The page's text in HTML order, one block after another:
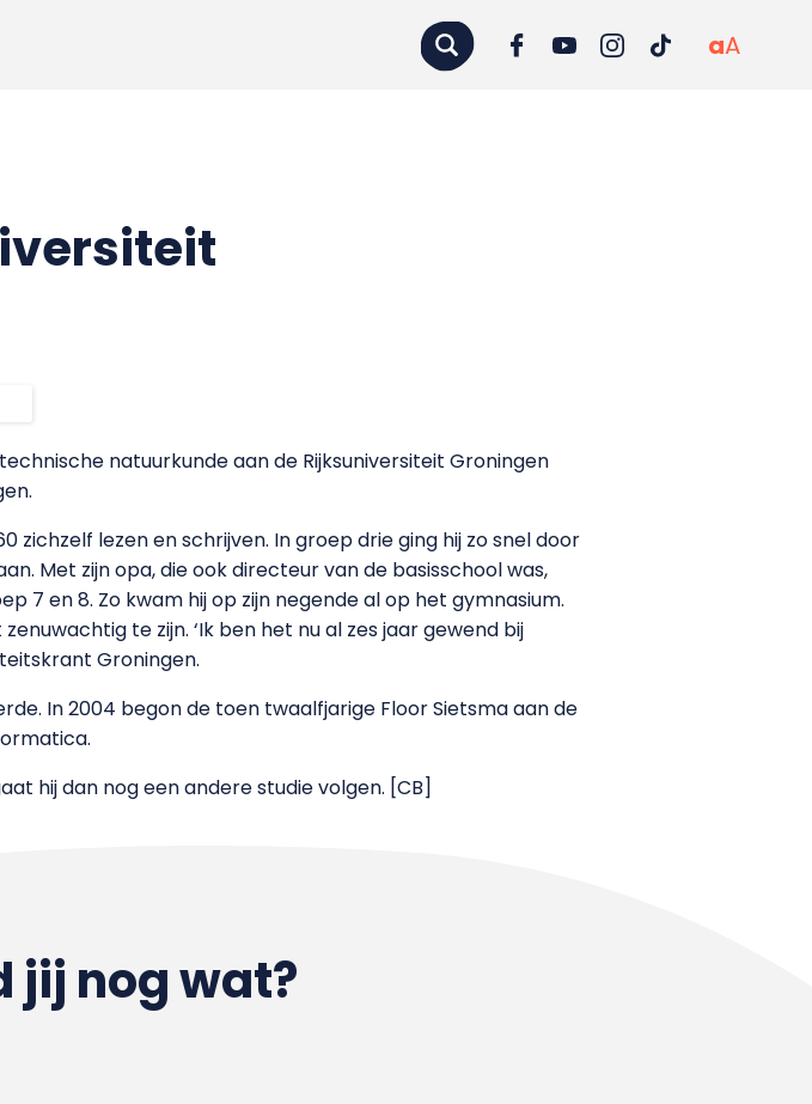
aA
natuurkunde aan de Rijksuniversiteit Groningen
zichzelf lezen en schrijven. In groep drie ging hij zo snel door
Met zijn opa, die ook directeur van de basisschool was,
7 en 8. Zo kwam hij op zijn negende al op het gymnasium.
te zijn. ‘Ik ben het nu al zes jaar gewend bij
Groningen.
In 2004 begon de toen twaalfjarige Floor Sietsma aan de
hij dan nog een andere studie volgen. [CB]
jij nog wat?